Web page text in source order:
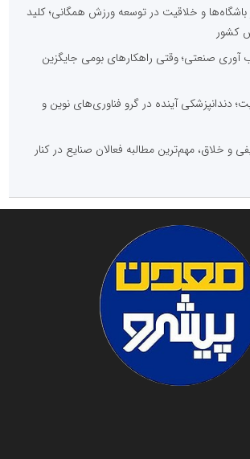
باشگاه‌ها و خلاقیت در توسعه ورزش همگانی؛ کلید
کشور
آوری صنعتی؛ وقتی راهکارهای بومی جایگزین
دندانپزشکی آینده در گرو فناوری‌های نوین و
و خلاق، مهم‌ترین مطالبه فعالان صنایع در کنار